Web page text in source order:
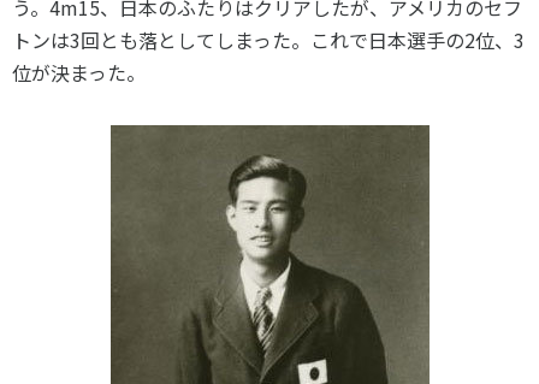
う。4m15、日本のふたりはクリアしたが、アメリカのセフ
トンは3回とも落としてしまった。これで日本選手の2位、3
位が決まった。